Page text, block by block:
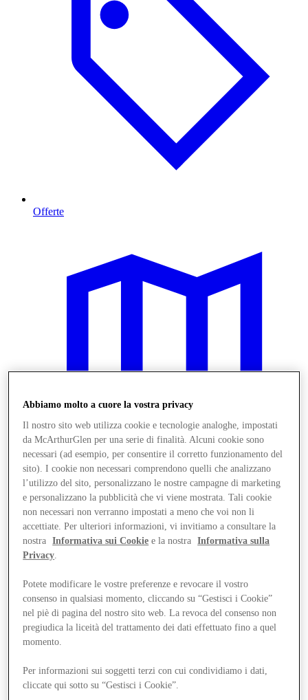
Offerte
Vieni a trovarci
Servizi
Abbiamo molto a cuore la vostra privacy
Il nostro sito web utilizza cookie e tecnologie analoghe, impostati
da McArthurGlen per una serie di finalità. Alcuni cookie sono
necessari (ad esempio, per consentire il corretto funzionamento del
sito). I cookie non necessari comprendono quelli che analizzano
l’utilizzo del sito, personalizzano le nostre campagne di marketing
e personalizzano la pubblicità che vi viene mostrata. Tali cookie
non necessari non verranno impostati a meno che voi non li
accettiate. Per ulteriori informazioni, vi invitiamo a consultare la
nostra
Informativa sui Cookie e la nostra
Informativa sulla
Privacy.
Potete modificare le vostre preferenze e revocare il vostro
consenso in qualsiasi momento, cliccando su “Gestisci i Cookie”
nel piè di pagina del nostro sito web. La revoca del consenso non
pregiudica la liceità del trattamento dei dati effettuato fino a quel
momento.
Per informazioni sui soggetti terzi con cui condividiamo i dati,
cliccate qui sotto su “Gestisci i Cookie”.